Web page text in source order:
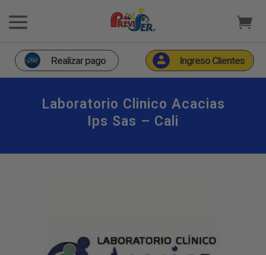
Realizar pago Ingreso Clientes
Laboratorio Clinico Acacias
Ips Sas – Cali